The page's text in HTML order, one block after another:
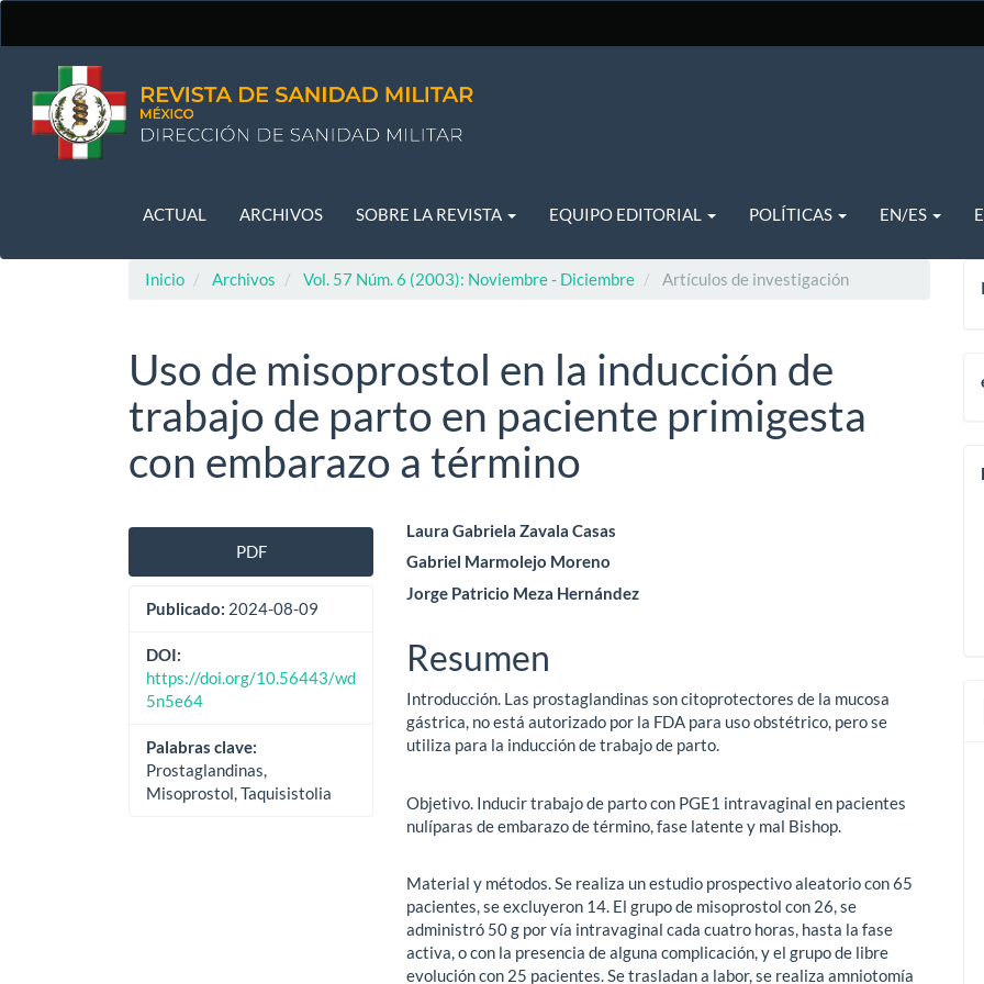
principal
Barra
lateral
ACTUAL ARCHIVOS SOBRE LA REVISTA EQUIPO EDITORIAL POLÍTICAS EN/ES
Inicio Archivos Vol. 57 Núm. 6 (2003): Noviembre - Diciembre Artículos de investigación
Uso de misoprostol en la inducción de
trabajo de parto en paciente primigesta
con embarazo a término
Barra
lateral
del
artículo
PDF
Publicado: 2024-08-09
DOI:
https://doi.org/10.56443/wd
5n5e64
Palabras clave:
Prostaglandinas,
Misoprostol, Taquisistolia
Contenido
principal
del
artículo
Laura Gabriela Zavala Casas
Gabriel Marmolejo Moreno
Jorge Patricio Meza Hernández
Resumen
Introducción. Las prostaglandinas son citoprotectores de la mucosa
gástrica, no está autorizado por la FDA para uso obstétrico, pero se
utiliza para la inducción de trabajo de parto.
Objetivo. Inducir trabajo de parto con PGE1 intravaginal en pacientes
nulíparas de embarazo de término, fase latente y mal Bishop.
Material y métodos. Se realiza un estudio prospectivo aleatorio con 65
pacientes, se excluyeron 14. El grupo de misoprostol con 26, se
administró 50 g por vía intravaginal cada cuatro horas, hasta la fase
activa, o con la presencia de alguna complicación, y el grupo de libre
evolución con 25 pacientes. Se trasladan a labor, se realiza amniotomía